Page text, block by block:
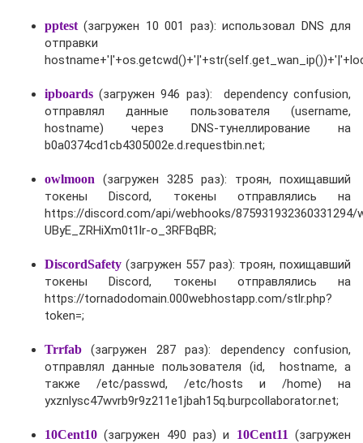
pptest(загружен 10 001 раз): использовал DNS для
отправки
ipboards (загружен 946 раз): dependency confusion,
отправлял данные пользователя (username,
hostname) через DNS-тунеллирование на
b0a0374cd1cb4305002e.d.requestbin.net;
owlmoon (загружен 3285 раз): троян, похищавший
токены Discord, токены отправлялись на
https://discord.com/api/webhooks/875931932360331294/
UByE_ZRHiXm0t1lr-o_3RFBqBR;
DiscordSafety (загружен 557 раз): троян, похищавший
токены Discord, токены отправлялись на
https://tornadodomain.000webhostapp.com/stlr.php?
token=;
Trrfab (загружен 287 раз): dependency confusion,
отправлял данные пользователя (id, hostname, а
также /etc/passwd, /etc/hosts и /home) на
yxznlysc47wvrb9r9z211e1jbah15q.burpcollaborator.net;
10Cent10 (загружен 490 раз) и 10Cent11(загружен